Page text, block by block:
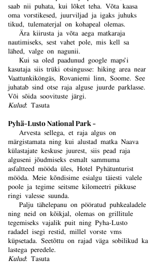
saab nii puhata, kui lõket teha. Võta kaasa
oma vorstikesed, juurviljad ja igaks juhuks
tikud, tulematerjal on kohapeal olemas.
Ära kiirusta ja võta aega matkaraja
nautimiseks, sest vahet pole, mis kell sa
lähed, valge on nagunii.
Kui sa oled paadunud google maps’i
kasutaja siis trüki otsingusse: hiking area near
Vaattunkiköngäs, Rovaniemi linn, Soome. See
juhatab sind otse raja alguse juurde parklasse.
Või sõida soovituste järgi.
Kulud: Tasuta
Pyhä-Lusto National Park -
Arvesta sellega, et raja algus on
märgistamata ning kui alustad matka Naava
külastajate keskuse juurest, siis pead raja
alguseni jõudmiseks esmalt sammuma
asfaltteed mööda üles, Hotel Pyhätunturist
mööda. Meie kõndisime esialgu täiesti valele
poole ja tegime seitsme kilomeetri pikkuse
ringi valesse suunda.
Palju tähelepanu on pööratud puhkealadele
ning neid on kõikjal, olemas on grillitule
tegemiseks vajalik puit ning Pyha-Lusto
radadel isegi restid, millel vorste vms
küpsetada. Seetõttu on rajad väga sobilikud ka
lastega peredele.
Kulud: Tasuta